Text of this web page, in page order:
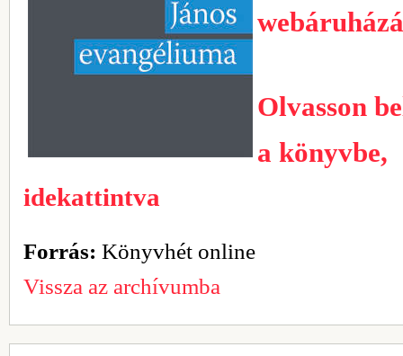
Olvasson
a könyvbe,
idekattintva
Forrás: Könyvhét online
Vissza az archívumba